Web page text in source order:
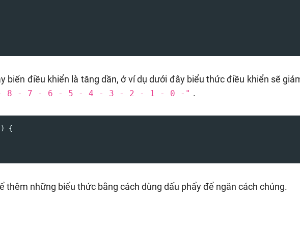
biến điều khiển là tăng dần, ở ví dụ dưới đây biểu thức điều khiển sẽ
8 - 7 - 6 - 5 - 4 - 3 - 2 - 1 - 0 -" .
{
thêm những biểu thức bằng cách dùng dấu phẩy để ngăn cách chúng.